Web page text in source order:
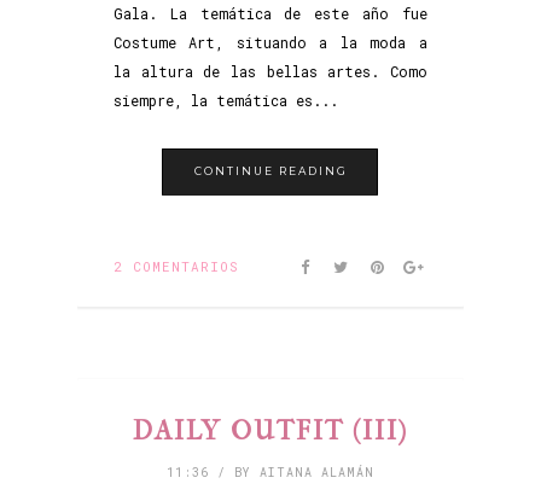
Gala. La temática de este año fue
Costume Art, situando a la moda a
la altura de las bellas artes. Como
siempre, la temática es...
CONTINUE READING
2 COMENTARIOS
DAILY OUTFIT (III)
11:36 / BY AITANA ALAMÁN